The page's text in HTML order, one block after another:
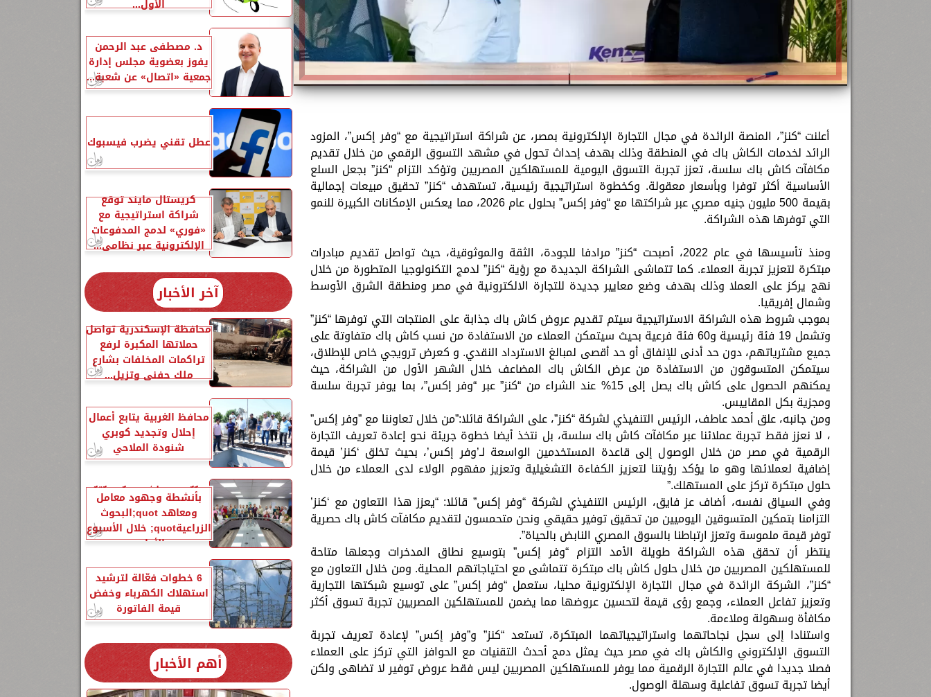
أعلنت “كنز”، المنصة الرائدة في مجال التجارة الإلكترونية بمصر، عن شراكة استراتيجية مع “وفر إكس”، المزود
الرائد لخدمات الكاش باك في المنطقة وذلك بهدف إحداث تحول في مشهد التسوق الرقمي من خلال تقديم
مكافآت كاش باك سلسة، تعزز تجربة التسوق اليومية للمستهلكين المصريين وتؤكد التزام “كنز” بجعل السلع
الأساسية أكثر توفرا وبأسعار معقولة. وكخطوة استراتيجية رئيسية، تستهدف “كنز” تحقيق مبيعات إجمالية
بقيمة 500 مليون جنيه مصري عبر شراكتها مع “وفر إكس” بحلول عام 2026، مما يعكس الإمكانات الكبيرة للنمو
التي توفرها هذه الشراكة.
ومنذ تأسيسها في عام 2022، أصبحت “كنز” مرادفا للجودة، الثقة والموثوقية، حيث تواصل تقديم مبادرات
مبتكرة لتعزيز تجربة العملاء. كما تتماشى الشراكة الجديدة مع رؤية “كنز” لدمج التكنولوجيا المتطورة من خلال
نهج يركز على العملا وذلك بهدف وضع معايير جديدة للتجارة الالكترونية في مصر ومنطقة الشرق الأوسط
وشمال إفريقيا.
بموجب شروط هذه الشراكة الاستراتيجية سيتم تقديم عروض كاش باك جذابة على المنتجات التي توفرها “كنز”
وتشمل 19 فئة رئيسية و60 فئة فرعية بحيث سيتمكن العملاء من الاستفادة من نسب كاش باك متفاوتة على
جميع مشترياتهم، دون حد أدنى للإنفاق أو حد أقصى لمبالغ الاسترداد النقدي. و كعرض ترويجي خاص للإطلاق،
سيتمكن المتسوقون من الاستفادة من عرض الكاش باك المضاعف خلال الشهر الأول من الشراكة، حيث
يمكنهم الحصول على كاش باك يصل إلى 15% عند الشراء من “كنز” عبر “وفر إكس”، بما يوفر تجربة سلسة
ومجزية بكل المقاييس.
ومن جانبه، علق أحمد عاطف، الرئيس التنفيذي لشركة “كنز”، على الشراكة قائلا:”من خلال تعاوننا مع ”وفر إكس”
، لا نعزز فقط تجربة عملائنا عبر مكافآت كاش باك سلسة، بل نتخذ أيضا خطوة جريئة نحو إعادة تعريف التجارة
الرقمية في مصر من خلال الوصول إلى قاعدة المستخدمين الواسعة لـ’وفر إكس’، بحيث تخلق ‘كنز’ قيمة
إضافية لعملائها وهو ما يؤكد رؤيتنا لتعزيز الكفاءة التشغيلية وتعزيز مفهوم الولاء لدى العملاء من خلال
حلول مبتكرة تركز على المستهلك.”
وفي السياق نفسه، أضاف عز فايق، الرئيس التنفيذي لشركة “وفر إكس” قائلا: “يعزز هذا التعاون مع ‘كنز’
التزامنا بتمكين المتسوقين اليوميين من تحقيق توفير حقيقي ونحن متحمسون لتقديم مكافآت كاش باك حصرية
توفر قيمة ملموسة وتعزز ارتباطنا بالسوق المصري النابض بالحياة”.
ينتظر أن تحقق هذه الشراكة طويلة الأمد التزام “وفر إكس” بتوسيع نطاق المدخرات وجعلها متاحة
للمستهلكين المصريين من خلال حلول كاش باك مبتكرة تتماشى مع احتياجاتهم المحلية. ومن خلال التعاون مع
“كنز”، الشركة الرائدة في مجال التجارة الإلكترونية محليا، ستعمل “وفر إكس” على توسيع شبكتها التجارية
وتعزيز تفاعل العملاء، وجمع رؤى قيمة لتحسين عروضها مما يضمن للمستهلكين المصريين تجربة تسوق أكثر
مكافأة وسهولة وملاءمة.
واستنادا إلى سجل نجاحاتهما واستراتيجياتهما المبتكرة، تستعد “كنز” و”وفر إكس” لإعادة تعريف تجربة
التسوق الإلكتروني والكاش باك في مصر حيث يمثل دمج أحدث التقنيات مع الحوافز التي تركز على العملاء
فصلا جديدا في عالم التجارة الرقمية مما يوفر للمستهلكين المصريين ليس فقط عروض توفير لا تضاهى ولكن
أيضا تجربة تسوق تفاعلية وسهلة الوصول.
الأول...
د. مصطفى عبد الرحمن
يفوز بعضوية مجلس إدارة
جمعية «اتصال» عن شعبة...
عطل تقني يضرب فيسبوك
كريستال مايند توقع
شراكة استراتيجية مع
«فوري» لدمج المدفوعات
الإلكترونية عبر نظامي...
آخر الأخبار
محافظة الإسكندرية تواصل
حملاتها المكبرة لرفع
تراكمات المخلفات بشارع
ملك حفني وتزيل...
محافظ الغربية يتابع أعمال
إحلال وتجديد كوبري
شنودة الملاحي
الزراعةquot; تنشر تقريرًا
بأنشطة وجهود معامل
ومعاهد quot;البحوث
الزراعيةquot; خلال الأسبوع
الأول...
6 خطوات فعّالة لترشيد
استهلاك الكهرباء وخفض
قيمة الفاتورة
أهم الأخبار